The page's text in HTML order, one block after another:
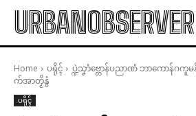
URBANOBSERVER
Home ပရိုၚ်
ပ္ဍဲသၞာံဗ္တောန်ပညာဏံ ဘာကောန်ဂ
က်အာတၟိနွံ
ပရိုၚ်